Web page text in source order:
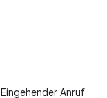
Eingehender Anruf